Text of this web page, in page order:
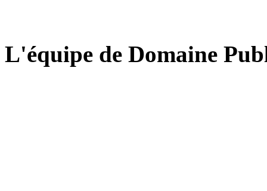
L'équipe de Domaine